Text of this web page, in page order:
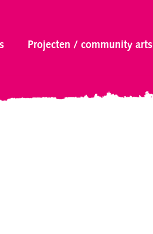
Projecten / community arts